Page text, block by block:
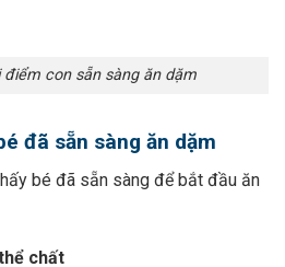
con sẵn sàng ăn dặm
đã sẵn sàng ăn dặm
bé đã sẵn sàng để bắt đầu ăn
chất